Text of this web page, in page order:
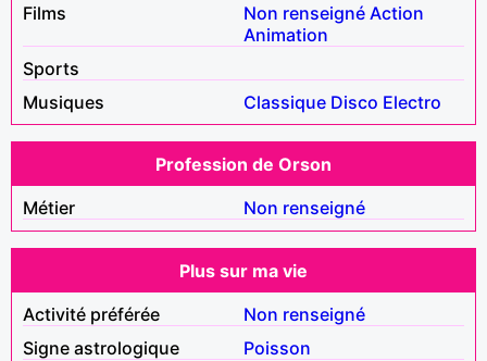
Films
Non renseigné Action
Animation
Sports
Musiques
Classique Disco Electro
Profession de Orson
Métier
Non renseigné
Plus sur ma vie
Activité préférée
Non renseigné
Signe astrologique
Poisson